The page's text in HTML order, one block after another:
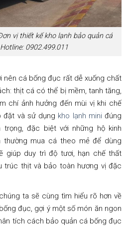
vị thiết kế kho lạnh bảo quản cá
0902.499.011
nên cá bống đục rất dễ xuống chất
thịt cá có thể bị mềm, tanh tăng,
chí ảnh hưởng đến mùi vị khi chế
đặt và sử dụng kho lạnh miniđúng
đặc biệt với những hộ kinh
thường mua cá theo mẻ để dùng
giúp duy trì độ tươi, hạn chế thất
trúc thịt và bảo toàn hương vị đặc
ta sẽ cùng tìm hiểu rõ hơn về
đục, gợi ý một số món ăn ngon
tích cách bảo quản cá bống đục